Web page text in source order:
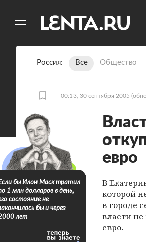
Россия Все Общество
00:13, 30 сентября 2005
евро
В
которой
в городе
власти
евро.
бы Илон Маск тратил
1 млн долларов в день,
состояние не
бы и через
лет